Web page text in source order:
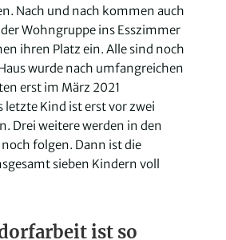
Nach und nach kommen auch
Wohngruppe ins Esszimmer
ihren Platz ein. Alle sind noch
wurde nach umfangreichen
erst im März 2021
Kind ist erst vor zwei
Drei weitere werden in den
folgen. Dann ist die
sieben Kindern voll
ist so